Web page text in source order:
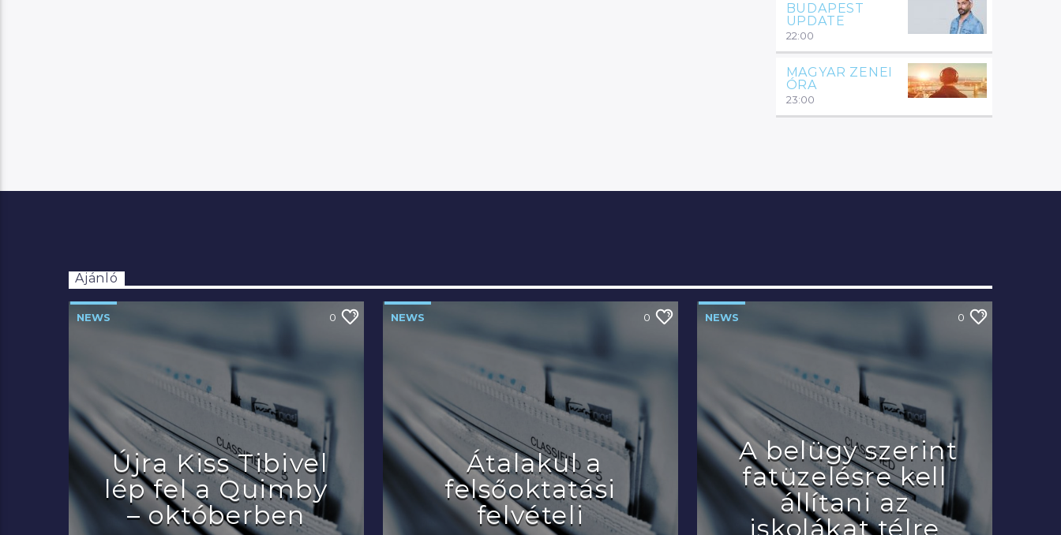
BUDAPEST
UPDATE
22:00
MAGYAR ZENEI
ÓRA
23:00
Ajánló
NEWS 0
Újra Kiss Tibivel
lép fel a Quimby
– októberben
NEWS 0
Átalakul a
felsőoktatási
felvételi
NEWS 0
A belügy szerint
fatüzelésre kell
állítani az
iskolákat télre